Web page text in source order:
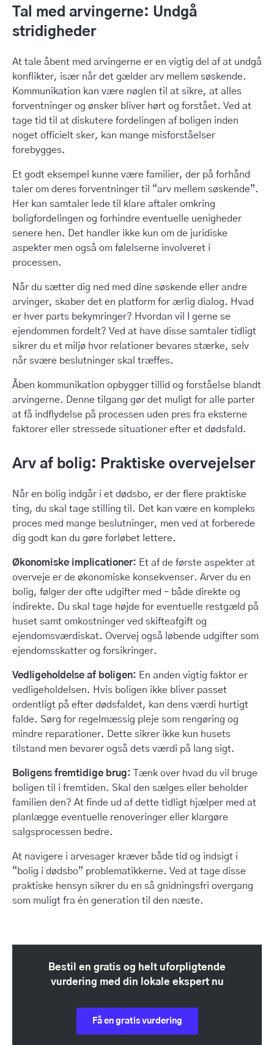
Tal med arvingerne: Undgå
stridigheder
At tale åbent med arvingerne er en vigtig del af at undgå
konflikter, især når det gælder arv mellem søskende.
Kommunikation kan være nøglen til at sikre, at alles
forventninger og ønsker bliver hørt og forstået. Ved at
tage tid til at diskutere fordelingen af boligen inden
noget officielt sker, kan mange misforståelser
forebygges.
Et godt eksempel kunne være familier, der på forhånd
taler om deres forventninger til “arv mellem søskende”.
Her kan samtaler lede til klare aftaler omkring
boligfordelingen og forhindre eventuelle uenigheder
senere hen. Det handler ikke kun om de juridiske
aspekter men også om følelserne involveret i
processen.
Når du sætter dig ned med dine søskende eller andre
arvinger, skaber det en platform for ærlig dialog. Hvad
er hver parts bekymringer? Hvordan vil I gerne se
ejendommen fordelt? Ved at have disse samtaler tidligt
sikrer du et miljø hvor relationer bevares stærke, selv
når svære beslutninger skal træffes.
Åben kommunikation opbygger tillid og forståelse blandt
arvingerne. Denne tilgang gør det muligt for alle parter
at få indflydelse på processen uden pres fra eksterne
faktorer eller stressede situationer efter et dødsfald.
Arv af bolig: Praktiske overvejelser
Når en bolig indgår i et dødsbo, er der flere praktiske
ting, du skal tage stilling til. Det kan være en kompleks
proces med mange beslutninger, men ved at forberede
dig godt kan du gøre forløbet lettere.
Økonomiske implicationer: Et af de første aspekter at
overveje er de økonomiske konsekvenser. Arver du en
bolig, følger der ofte udgifter med – både direkte og
indirekte. Du skal tage højde for eventuelle restgæld på
huset samt omkostninger ved skifteafgift og
ejendomsværdiskat. Overvej også løbende udgifter som
ejendomsskatter og forsikringer.
Vedligeholdelse af boligen: En anden vigtig faktor er
vedligeholdelsen. Hvis boligen ikke bliver passet
ordentligt på efter dødsfaldet, kan dens værdi hurtigt
falde. Sørg for regelmæssig pleje som rengøring og
mindre reparationer. Dette sikrer ikke kun husets
tilstand men bevarer også dets værdi på lang sigt.
Boligens fremtidige brug: Tænk over hvad du vil bruge
boligen til i fremtiden. Skal den sælges eller beholder
familien den? At finde ud af dette tidligt hjælper med at
planlægge eventuelle renoveringer eller klargøre
salgsprocessen bedre.
At navigere i arvesager kræver både tid og indsigt i
“bolig i dødsbo” problematikkerne. Ved at tage disse
praktiske hensyn sikrer du en så gnidningsfri overgang
som muligt fra én generation til den næste.
Bestil en gratis og helt uforpligtende
vurdering med din lokale ekspert nu
Få en gratis vurdering